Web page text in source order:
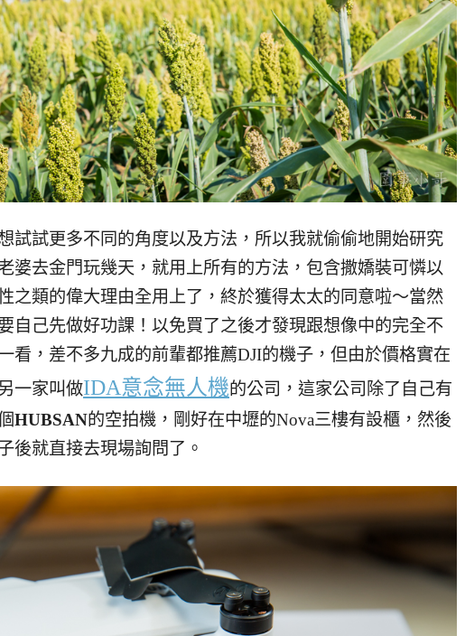
試試更多不同的角度以及方法，所以我就偷偷地開始研究
婆去金門玩幾天，就用上所有的方法，包含撒嬌裝可憐以
之類的偉大理由全用上了，終於獲得太太的同意啦～當然
自己先做好功課！以免買了之後才發現跟想像中的完全不
看，差不多九成的前輩都推薦DJI的機子，但由於價格實在
一家叫做IDA意念無人機的公司，這家公司除了自己有
HUBSAN的空拍機，剛好在中壢的Nova三樓有設櫃，然後
後就直接去現場詢問了。